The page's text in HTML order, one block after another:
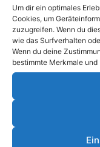
Um dir ein optimales
Cookies, um
zuzugreifen. Wenn du
wie das Surfverhalten
Wenn du deine
bestimmte Merkmale